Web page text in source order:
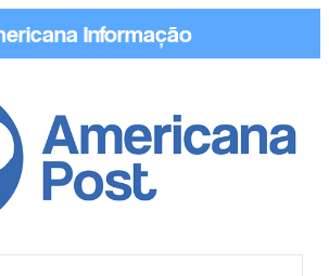
AmericanaCone|